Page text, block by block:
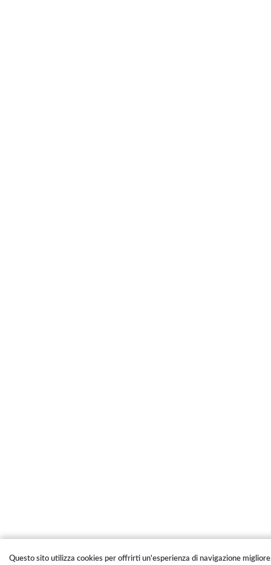
Questo sito utilizza cookies per offrirti un'esperienza di navigazione